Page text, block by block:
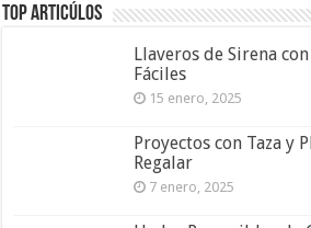
Top Articúlos
Llaveros de Sirena
Fáciles
15 enero, 2025
Proyectos con Taza y
Regalar
7 enero, 2025